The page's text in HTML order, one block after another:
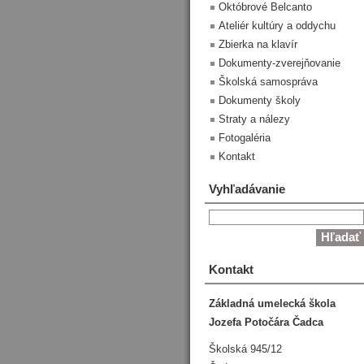
Októbrové Belcanto
Ateliér kultúry a oddychu
Zbierka na klavír
Dokumenty-zverejňovanie
Školská samospráva
Dokumenty školy
Straty a nálezy
Fotogaléria
Kontakt
Vyhľadávanie
Kontakt
Základná umelecká škola
Jozefa Potočára Čadca
Školská 945/12